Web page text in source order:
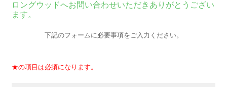
ロングウッドへお問い合わせいただきありがとうござい
ます。
下記のフォームに必要事項をご入力ください。
★の項目は必須になります。